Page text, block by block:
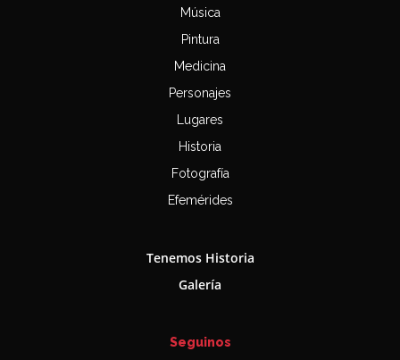
Música
Pintura
Medicina
Personajes
Lugares
Historia
Fotografía
Efemérides
Tenemos Historia
Galería
Seguinos